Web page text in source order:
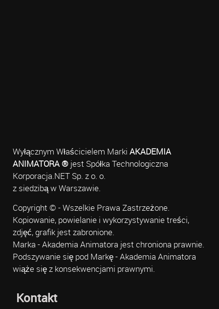
Wyłącznym Właścicielem Marki AKADEMIA
ANIMATORA ®jest Spółka Technologiczna
Korporacja.NET Sp. z o. o.
z siedzibą w Warszawie.
Copyright © - Wszelkie Prawa Zastrzeżone.
Kopiowanie, powielanie i wykorzystywanie treści,
zdjęć, grafik jest zabronione.
Marka - Akademia Animatora jest chroniona prawnie.
Podszywanie się pod Markę - Akademia Animatora
wiąże się z konsekwencjami prawnymi.
Kontakt